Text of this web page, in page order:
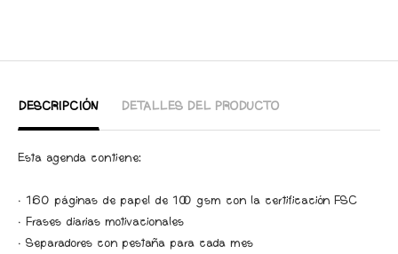
DESCRIPCIÓN DETALLES DEL PRODUCTO
Esta agenda contiene:
· 160 páginas de papel de 100 gsm con la certificación FSC
· Frases diarias motivacionales
· Separadores con pestaña para cada mes